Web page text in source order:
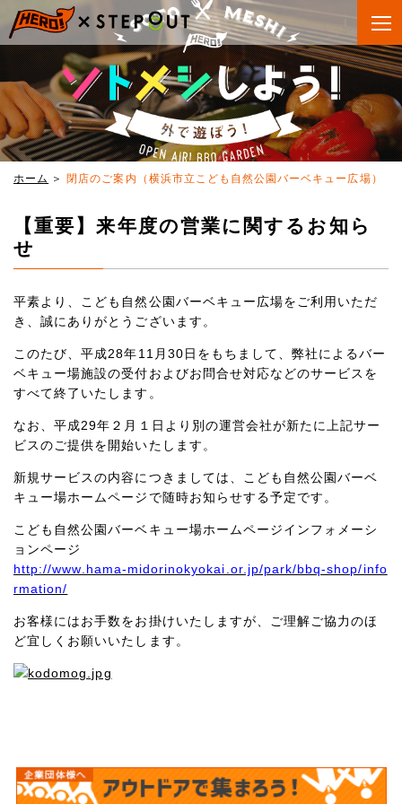
ホーム 閉店のご案内（横浜市立こども自然公園バーベキュー広場）
【重要】来年度の営業に関するお知ら
せ
平素より、こども自然公園バーベキュー広場をご利用いただ
き、誠にありがとうございます。
このたび、平成28年11月30日をもちまして、弊社によるバー
ベキュー場施設の受付およびお問合せ対応などのサービスを
すべて終了いたします。
なお、平成29年２月１日より別の運営会社が新たに上記サー
ビスのご提供を開始いたします。
新規サービスの内容につきましては、こども自然公園バーベ
キュー場ホームページで随時お知らせする予定です。
こども自然公園バーベキュー場ホームページインフォメーシ
ョンページ
http://www.hama-midorinokyokai.or.jp/park/bbq-shop/info
rmation/
お客様にはお手数をお掛けいたしますが、ご理解ご協力のほ
ど宜しくお願いいたします。